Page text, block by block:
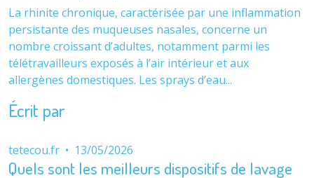
La rhinite chronique, caractérisée par une inflammation
persistante des muqueuses nasales, concerne un
nombre croissant d’adultes, notamment parmi les
télétravailleurs exposés à l’air intérieur et aux
allergènes domestiques. Les sprays d’eau...
Écrit par
tetecou.fr • 13/05/2026
Quels sont les meilleurs dispositifs de lavage